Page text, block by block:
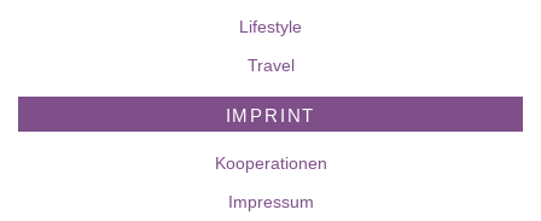
Lifestyle
Travel
IMPRINT
Kooperationen
Impressum